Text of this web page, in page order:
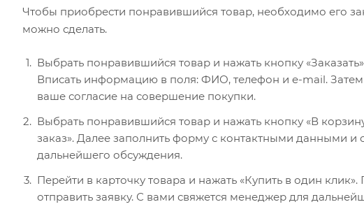
Чтобы приобрести понравившийся товар, необходимо его
можно сделать.
Выбрать понравившийся товар и нажать кнопку
Вписать информацию в поля: ФИО, телефон и e-mail.
ваше согласие на совершение покупки.
Выбрать понравившийся товар и нажать кнопку «В
заказ». Далее заполнить форму с контактными данными и
дальнейшего обсуждения.
Перейти в карточку товара и нажать «Купить в один
отправить заявку. С вами свяжется менеджер для